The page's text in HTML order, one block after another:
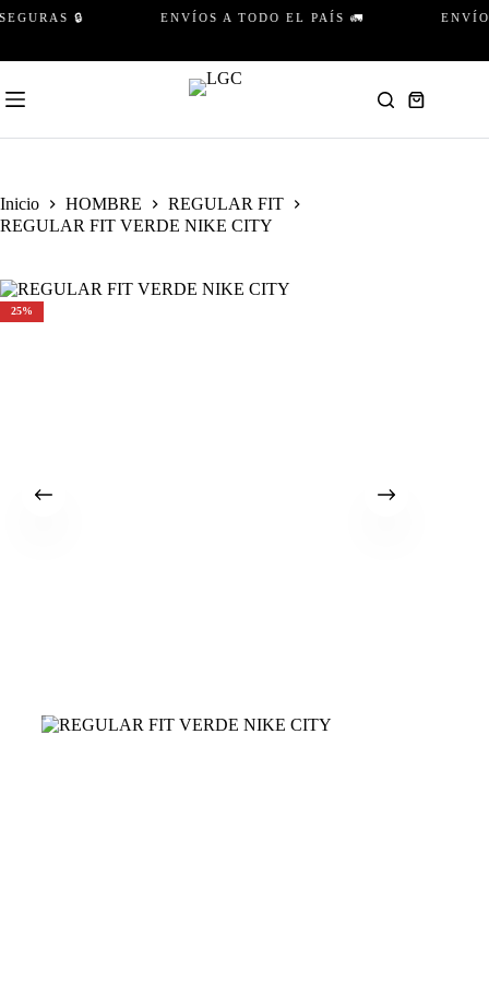
al
🔒 ENVÍOS A TODO EL PAÍS 🚛 ENVÍO
Carro
Inicio HOMBRE
REGULAR FIT
REGULAR FIT VERDE NIKE CITY
25%